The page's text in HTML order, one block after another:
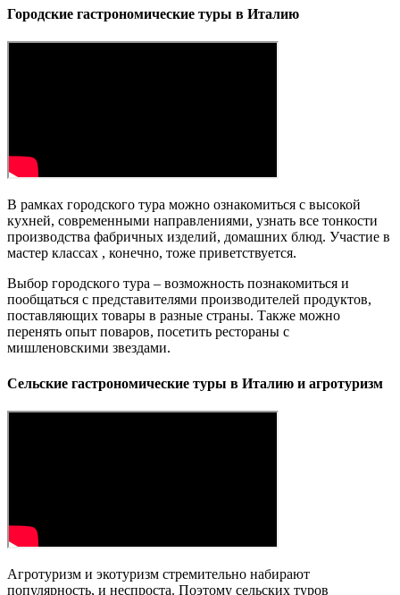
Городские гастрономические туры в Италию
В рамках городского тура можно ознакомиться с высокой
кухней, современными направлениями, узнать все тонкости
производства фабричных изделий, домашних блюд. Участие в
мастер классах , конечно, тоже приветствуется.
Выбор городского тура – возможность познакомиться и
пообщаться с представителями производителей продуктов,
поставляющих товары в разные страны. Также можно
перенять опыт поваров, посетить рестораны с
мишленовскими звездами.
Сельские гастрономические туры в Италию и агротуризм
Агротуризм и экотуризм стремительно набирают
популярность, и неспроста. Поэтому сельских туров